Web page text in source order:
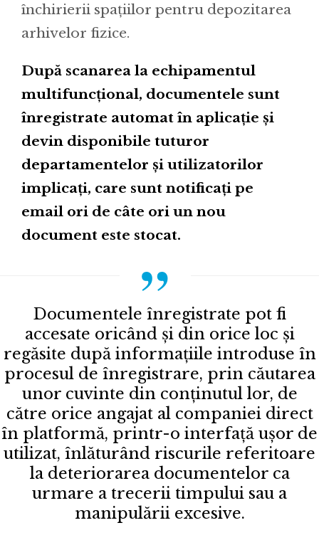
închirierii spațiilor pentru depozitarea
arhivelor fizice.
După scanarea la echipamentul
multifuncțional, documentele sunt
înregistrate automat în aplicație și
devin disponibile tuturor
departamentelor și utilizatorilor
implicați, care sunt notificați pe
email ori de câte ori un nou
document este stocat.
Documentele înregistrate pot fi
accesate oricând și din orice loc și
regăsite după informaţiile introduse în
procesul de înregistrare, prin căutarea
unor cuvinte din conţinutul lor, de
către orice angajat al companiei direct
în platformă, printr-o interfață ușor de
utilizat, înlăturând riscurile referitoare
la deteriorarea documentelor ca
urmare a trecerii timpului sau a
manipulării excesive.